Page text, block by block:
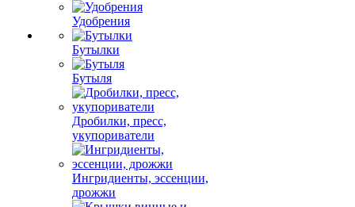
Удобрения
Бутылки
Бутыля
Дробилки, пресс,
укупориватели
Ингридиенты, эссенции,
дрожжи